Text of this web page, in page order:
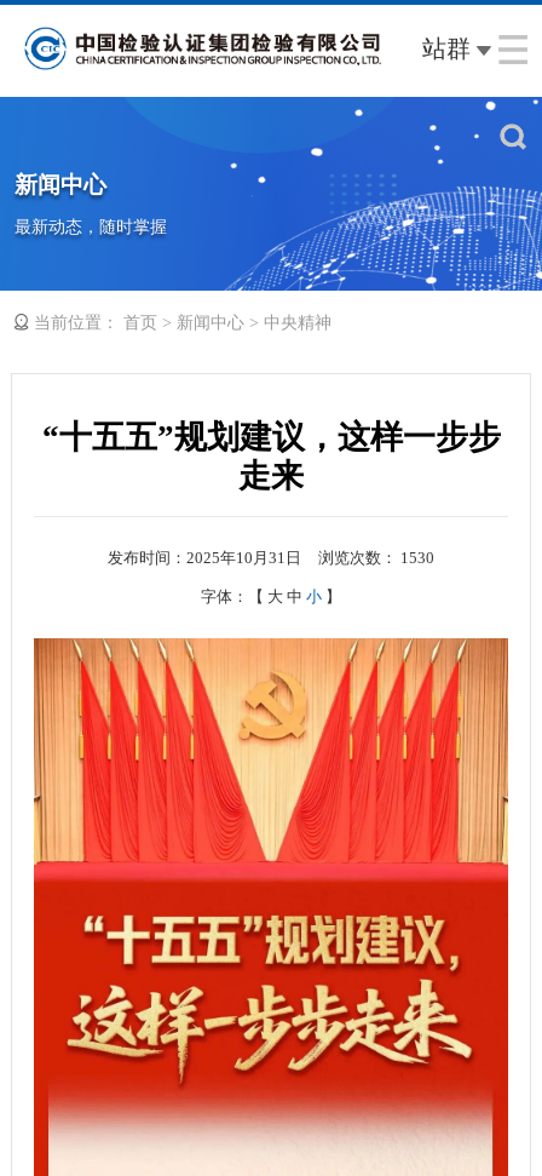
站群
新闻中心
最新动态，随时掌握
当前位置： 首页 > 新闻中心 > 中央精神
“十五五”规划建议，这样一步步
走来
发布时间：2025年10月31日 浏览次数： 1530
字体：【 大 中 小 】